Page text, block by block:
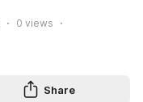
0 views
Share